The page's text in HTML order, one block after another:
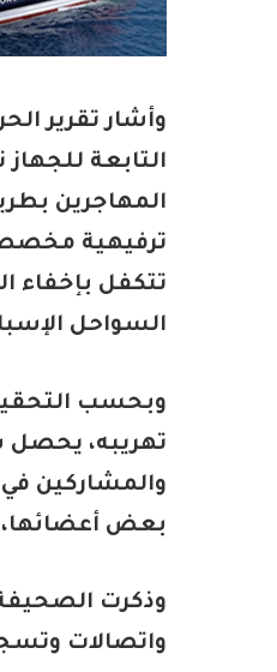
وأشار تقرير
التابعة
المهاجرين
ترفيهية
تتكفل بإخفاء
السواحل
وبحسب
تهريبه، يحصل
والمشاركين
بعض
وذكرت الصحيفة
واتصالات